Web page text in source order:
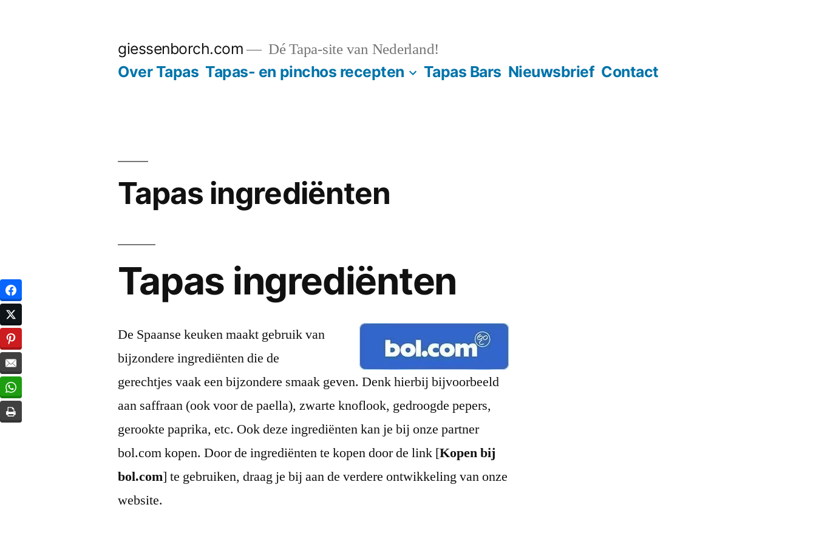
giessenborch.com Dé Tapa-site van Nederland!
Over Tapas Tapas- en pinchos recepten Tapas Bars Nieuwsbrief Contact
Tapas ingrediënten
Tapas ingrediënten
De Spaanse keuken maakt gebruik van
bijzondere ingrediënten die de
gerechtjes vaak een bijzondere smaak geven. Denk hierbij bijvoorbeeld
aan saffraan (ook voor de paella), zwarte knoflook, gedroogde pepers,
gerookte paprika, etc. Ook deze ingrediënten kan je bij onze partner
bol.com kopen. Door de ingrediënten te kopen door de link [Kopen bij
bol.com] te gebruiken, draag je bij aan de verdere ontwikkeling van onze
website.